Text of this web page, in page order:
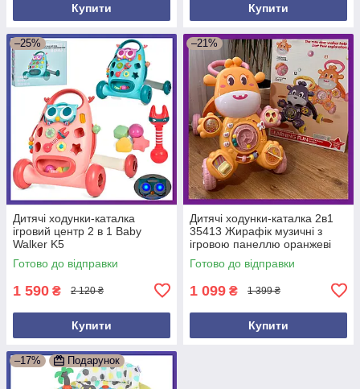
Купити Купити
–25%
Дитячі ходунки-каталка
ігровий центр 2 в 1 Baby
Walker K5
Готово до відправки
1 590 ₴ 2 120 ₴
Купити
–21%
Дитячі ходунки-каталка 2в1
35413 Жирафік музичні з
ігровою панеллю оранжеві
Готово до відправки
1 099 ₴ 1 399 ₴
Купити
–17% Подарунок